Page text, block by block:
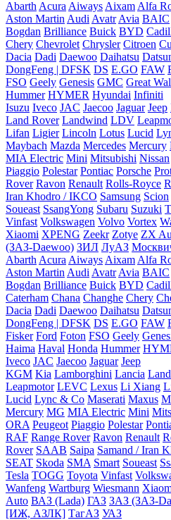
Abarth Acura Aiways Aixam Alfa
Aston Martin Audi Avatr Avia BAIC
Bogdan Brilliance Buick BYD
Chery Chevrolet Chrysler Citroen
Dacia Dadi Daewoo Daihatsu
DongFeng | DFSK DS E.GO FAW
FSO Geely Genesis GMC Great
Hummer HYMER Hyundai Infiniti
Isuzu Iveco JAC Jaecoo Jaguar Jeep
Land Rover Landwind LDV
Lifan Ligier Lincoln Lotus Lucid
Maybach Mazda Mercedes Mercury
MIA Electric Mini Mitsubishi Nissan
Piaggio Polestar Pontiac Porsche
Rover Ravon Renault Rolls-Royce
Iran Khodro / IKCO Samsung Scion
Soueast SsangYong Subaru Suzuki
Vinfast Volkswagen Volvo Vortex
Xiaomi XPENG Zeekr Zotye ZX
(ЗАЗ-Daewoo) ЗИЛ ЛуАЗ
Abarth Acura Aiways Aixam Alfa
Aston Martin Audi Avatr Avia BAIC
Bogdan Brilliance Buick BYD
Caterham Chana Changhe Chery
Dacia Dadi Daewoo Daihatsu
DongFeng | DFSK DS E.GO FAW
Fisker Ford Foton FSO Geely
Haima Haval Honda Hummer
Iveco JAC Jaecoo Jaguar Jeep
KGM Kia Lamborghini Lancia
Leapmotor LEVC Lexus Li Xiang
Lucid Lync & Co Maserati Maxus
Mercury MG MIA Electric Mini
ORA Peugeot Piaggio Polestar
RAF Range Rover Ravon Renault
Rover SAAB Saipa Samand / Iran
SEAT Skoda SMA Smart Soueast
Tesla TOGG Toyota Vinfast
Wanfeng Wartburg Wiesmann
Auto ВАЗ (Lada) ГАЗ ЗАЗ (ЗАЗ-
[ИЖ, АЗЛК] ТагАЗ УАЗ